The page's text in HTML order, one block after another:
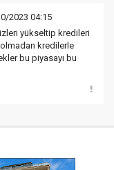
2023 04:15
yükseltip kredileri
olmadan kredilerle
bu piyasayı bu